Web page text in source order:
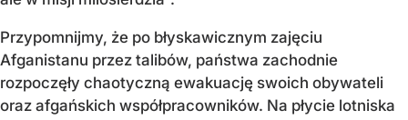
Przypomnijmy, że po błyskawicznym zajęciu
Afganistanu przez talibów, państwa zachodnie
rozpoczęły chaotyczną ewakuację swoich obywateli
oraz afgańskich współpracowników. Na płycie lotniska